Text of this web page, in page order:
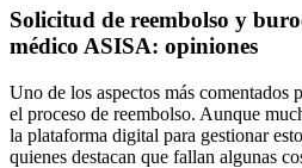
Solicitud de reembolso y
médico ASISA: opiniones
Uno de los aspectos más comentados
el proceso de reembolso. Aunque
la plataforma digital para gestionar
quienes destacan que fallan algunas